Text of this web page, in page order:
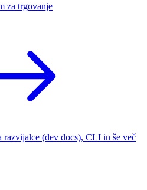
za trgovanje
razvijalce (dev docs), CLI in še več